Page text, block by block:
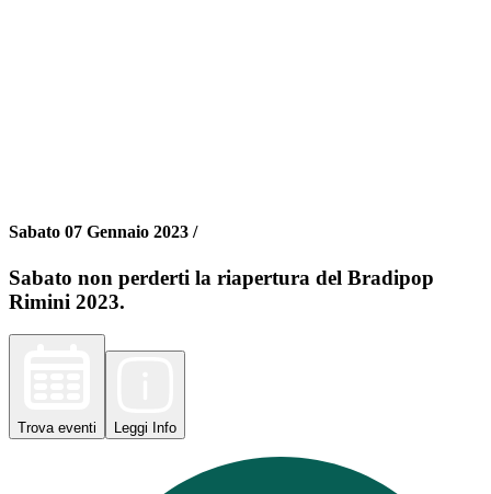
Sabato 07 Gennaio 2023 /
Sabato non perderti la riapertura del Bradipop
Rimini 2023.
Trova eventi Leggi Info